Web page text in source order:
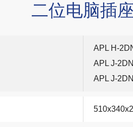
二位电脑插座
APL H-
APL J-
APL J-